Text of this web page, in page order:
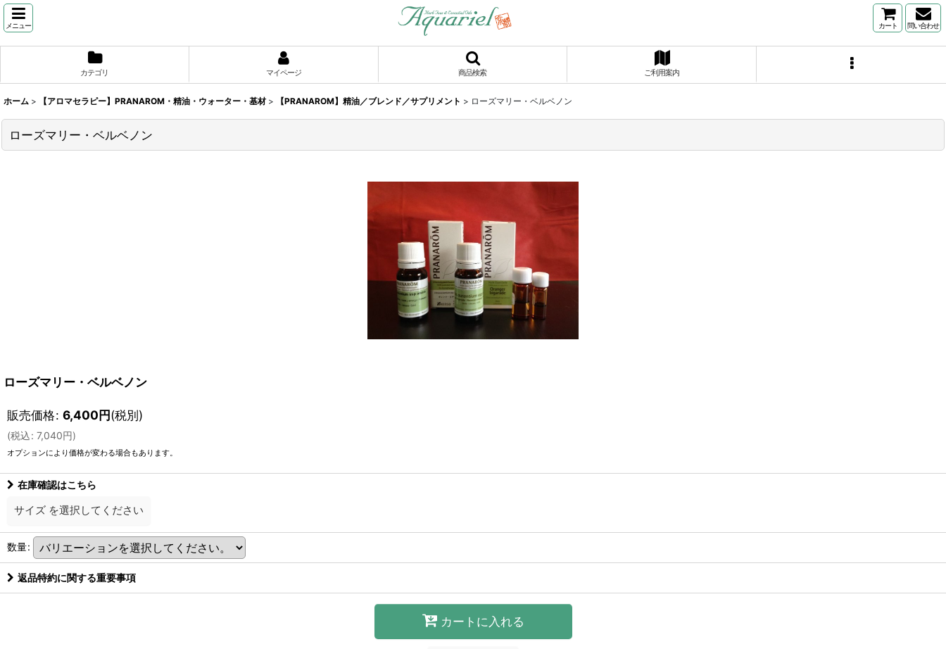
メニュー カート 問い合わせ
カテゴリ マイページ 商品検索 ご利用案内
ホーム > 【アロマセラピー】PRANAROM・精油・ウォーター・基材 > 【PRANAROM】精油／ブレンド／サプリメント > ローズマリー・ベルベノン
ローズマリー・ベルベノン
ローズマリー・ベルベノン
販売価格: 6,400円(税別)
(税込: 7,040円)
オプションにより価格が変わる場合もあります。
在庫確認はこちら
サイズ を選択してください
数量:
返品特約に関する重要事項
カートに入れる